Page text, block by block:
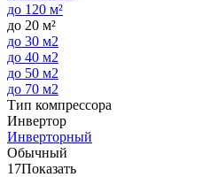
до 120 м²
до 20 м²
до 30 м2
до 40 м2
до 50 м2
до 70 м2
Тип компрессора
Инвертор
Инверторный
Обычный
17Показать